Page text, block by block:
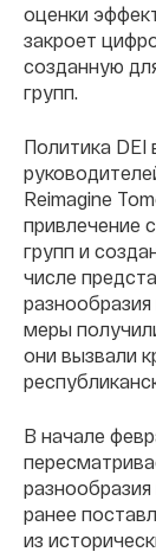
оценки
закроет
созданную
групп.
Политика DEI
Reimagine
привлечение
групп и
числе
меры
они вызвали
В начале
ранее
из